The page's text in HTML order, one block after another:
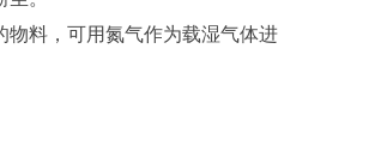
料，可用氮气作为载湿气体进